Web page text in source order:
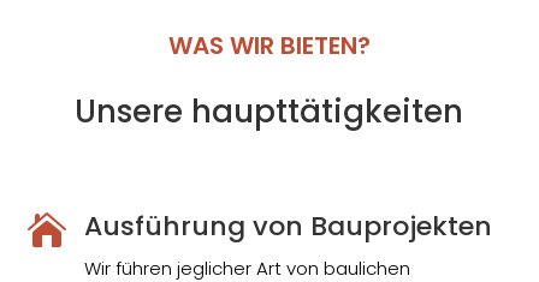
WAS WIR BIETEN?
Unsere haupttätigkeiten
 Ausführung von Bauprojekten
Wir führen jeglicher Art von baulichen